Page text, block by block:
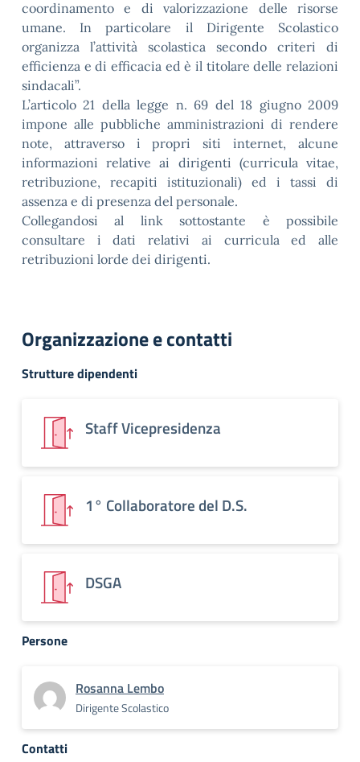
coordinamento e di valorizzazione delle risorse
umane. In particolare il Dirigente Scolastico
organizza l’attività scolastica secondo criteri di
efficienza e di efficacia ed è il titolare delle relazioni
sindacali”.
L’articolo 21 della legge n. 69 del 18 giugno 2009
impone alle pubbliche amministrazioni di rendere
note, attraverso i propri siti internet, alcune
informazioni relative ai dirigenti (curricula vitae,
retribuzione, recapiti istituzionali) ed i tassi di
assenza e di presenza del personale.
Collegandosi al link sottostante è possibile
consultare i dati relativi ai curricula ed alle
retribuzioni lorde dei dirigenti.
Organizzazione e contatti
Strutture dipendenti
Staff Vicepresidenza
1° Collaboratore del D.S.
DSGA
Persone
Rosanna Lembo
Dirigente Scolastico
Contatti